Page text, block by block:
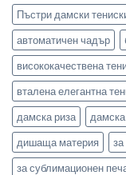
Пъстри дамски
автоматичен чадър
висококачествена
вталена елегантна
дамска риза
дишаща материя
за
за сублимационен